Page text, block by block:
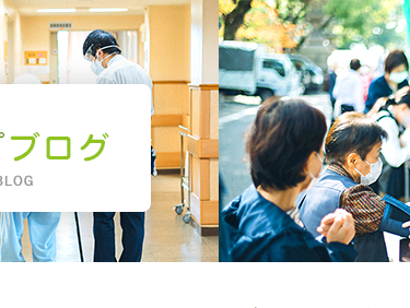
の他のグループ法人
科
推進室
小児科
内科・老年内科
心療内科・精神科
乳腺外来
スポーツ医学外来
ーション